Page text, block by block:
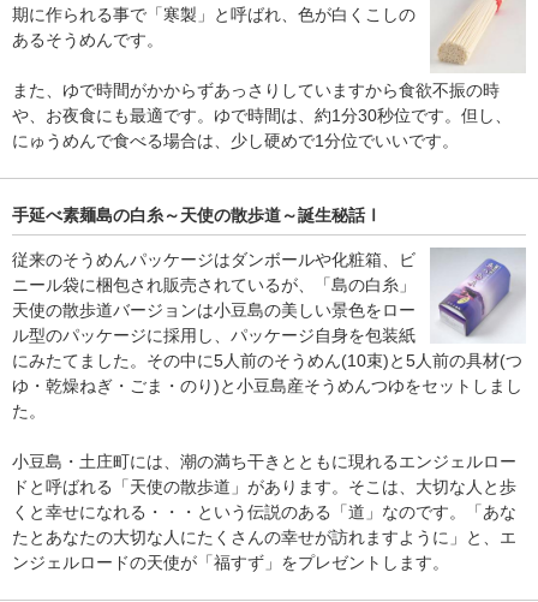
期に作られる事で「寒製」と呼ばれ、色が白くこしの
あるそうめんです。
また、ゆで時間がかからずあっさりしていますから食欲不振の時
や、お夜食にも最適です。ゆで時間は、約1分30秒位です。但し、
にゅうめんで食べる場合は、少し硬めで1分位でいいです。
手延べ素麺島の白糸～天使の散歩道～誕生秘話Ⅰ
従来のそうめんパッケージはダンボールや化粧箱、ビ
ニール袋に梱包され販売されているが、「島の白糸」
天使の散歩道バージョンは小豆島の美しい景色をロー
ル型のパッケージに採用し、パッケージ自身を包装紙
にみたてました。その中に5人前のそうめん(10束)と5人前の具材(つ
ゆ・乾燥ねぎ・ごま・のり)と小豆島産そうめんつゆをセットしまし
た。
小豆島・土庄町には、潮の満ち干きとともに現れるエンジェルロー
ドと呼ばれる「天使の散歩道」があります。そこは、大切な人と歩
くと幸せになれる・・・という伝説のある「道」なのです。「あな
たとあなたの大切な人にたくさんの幸せが訪れますように」と、エ
ンジェルロードの天使が「福すず」をプレゼントします。